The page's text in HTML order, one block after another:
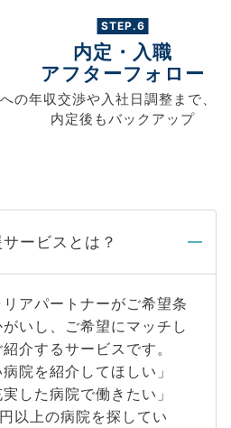
の
STEP.6
内定・入職
アフターフォロー
年収交渉や入社日調整まで、
内定後もバックアップ
ービスとは？
アパートナーがご希望条
いし、ご希望にマッチし
介するサービスです。
院を紹介してほしい」
した病院で働きたい」
以上の病院を探してい